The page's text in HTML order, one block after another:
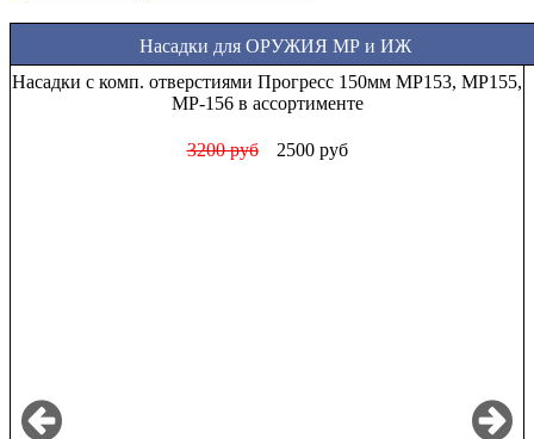
Насадки для ОРУЖИЯ МР и ИЖ
Насадки с комп. отверстиями Прогресс 150мм МР153, МР155,
МР-156 в ассортименте
3200 руб 2500 руб